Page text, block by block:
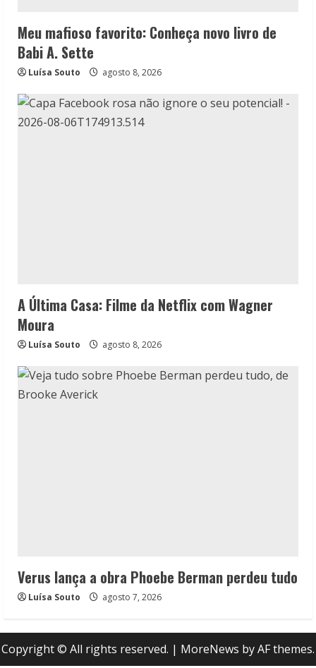
Meu mafioso favorito: Conheça novo livro de
Babi A. Sette
Luísa Souto agosto 8, 2026
A Última Casa: Filme da Netflix com Wagner
Moura
Luísa Souto agosto 8, 2026
Verus lança a obra Phoebe Berman perdeu tudo
Luísa Souto agosto 7, 2026
Copyright © All rights reserved. | MoreNews by AF themes.